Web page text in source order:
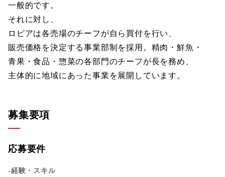
一般的です。
それに対し、
ロピアは各売場のチーフが自ら買付を行い、
販売価格を決定する事業部制を採用。精肉・鮮魚・
青果・食品・惣菜の各部門のチーフが長を務め、
主体的に地域にあった事業を展開しています。
募集要項
応募要件
-経験・スキル